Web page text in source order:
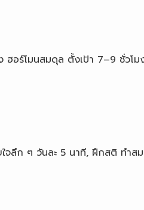
ร์โมนสมดุล ตั้งเป้า 7–9 ชั่วโม
ลึก ๆ วันละ 5 นาที, ฝึกสติ ทำส